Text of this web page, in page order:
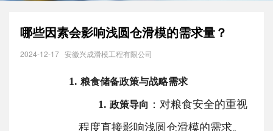
哪些因素会影响浅圆仓滑模的需求量？
2024-12-17 安徽兴成滑模工程有限公司
1. 粮食储备政策与战略需求
1. 政策导向 ：对粮食安全的重视
程度直接影响浅圆仓滑模的需求。